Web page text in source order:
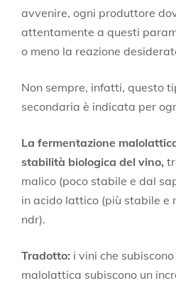
avvenire, ogni produttore
attentamente a questi
o meno la reazione
Non sempre, infatti, questo
secondaria è indicata per
La fermentazione
stabilità biologica del vino,
malico (poco stabile e dal
in acido lattico (più stabile e
ndr).
Tradotto: i vini che
malolattica subiscono un